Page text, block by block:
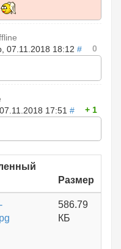
07.11.2018 18:12 # 0
17:51 # 1
Размер
586.79
КБ